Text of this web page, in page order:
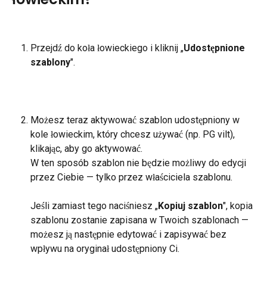
Przejdź do koła łowieckiego i kliknij „Udostępnione
szablony".
Możesz teraz aktywować szablon udostępniony w
kole łowieckim, który chcesz używać (np. PG vilt),
klikając, aby go aktywować.
W ten sposób szablon nie będzie możliwy do edycji
przez Ciebie — tylko przez właściciela szablonu.
Jeśli zamiast tego naciśniesz „Kopiuj szablon", kopia
szablonu zostanie zapisana w Twoich szablonach —
możesz ją następnie edytować i zapisywać bez
wpływu na oryginał udostępniony Ci.